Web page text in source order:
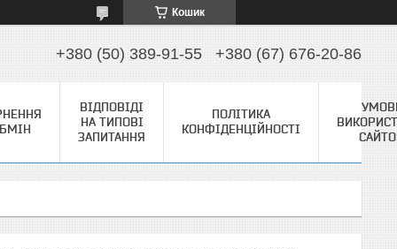
Кошик
+380 (50) 389-91-55 +380 (67) 676-20-86
ВІДПОВІДІ
НА ТИПОВІ
ЗАПИТАННЯ
ПОЛІТИКА
КОНФІДЕНЦІЙНОСТІ